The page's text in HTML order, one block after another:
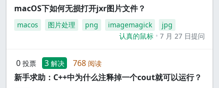
macOS下如何无损打开jxr图片文件？
macos 图片处理 png imagemagick
jpg
认真的鼠标
7 月 27 日提问
0 投票 3 解决 768 阅读
新手求助：C++中为什么注释掉一个cout就可以运行？